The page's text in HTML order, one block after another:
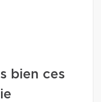
bien ces